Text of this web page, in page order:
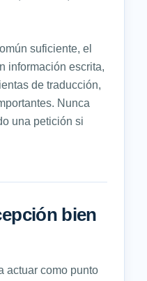
suficiente, el
información escrita,
de traducción,
Nunca
una petición si
bien
actuar como punto